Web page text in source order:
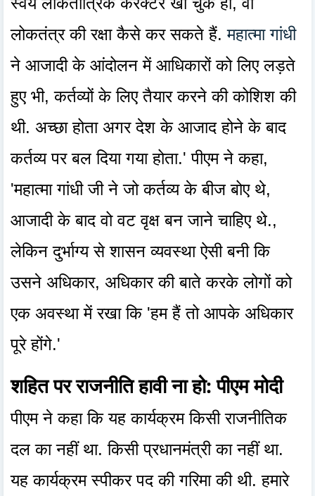
लोकतंत्र की रक्षा कैसे कर सकते हैं.महात्मा गांधी
ने आजादी के आंदोलन में आधिकारों को लिए लड़ते
हुए भी, कर्तव्यों के लिए तैयार करने की कोशिश की
थी. अच्छा होता अगर देश के आजाद होने के बाद
कर्तव्य पर बल दिया गया होता.' पीएम ने कहा,
'महात्मा गांधी जी ने जो कर्तव्य के बीज बोए थे,
आजादी के बाद वो वट वृक्ष बन जाने चाहिए थे.,
लेकिन दुर्भाग्य से शासन व्यवस्था ऐसी बनी कि
उसने अधिकार, अधिकार की बाते करके लोगों को
एक अवस्था में रखा कि 'हम हैं तो आपके अधिकार
पूरे होंगे.'
शहित पर राजनीति हावी ना हो: पीएम मोदी
पीएम ने कहा कि यह कार्यक्रम किसी राजनीतिक
दल का नहीं था. किसी प्रधानमंत्री का नहीं था.
यह कार्यक्रम स्पीकर पद की गरिमा की थी. हमारे